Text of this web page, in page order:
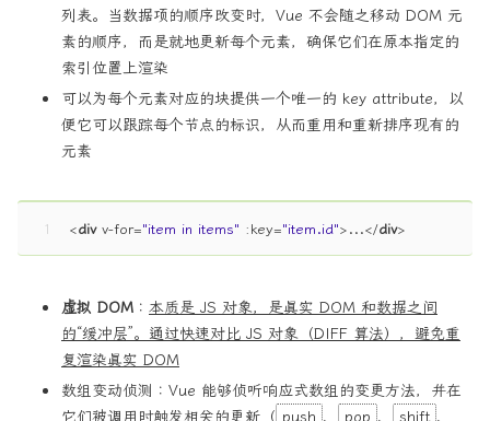
列表。当数据项的顺序改变时，Vue 不会随之移动 DOM 元
素的顺序，而是就地更新每个元素，确保它们在原本指定的
索引位置上渲染
可以为每个元素对应的块提供一个唯一的 key attribute，以
便它可以跟踪每个节点的标识，从而重用和重新排序现有的
元素
1 <div v-for="item in items" :key="item.id">...</div>
虚拟 DOM ： 本质是 JS 对象，是真实 DOM 和数据之间
的“缓冲层”。通过快速对比 JS 对象（DIFF 算法），避免重
复渲染真实 DOM
数组变动侦测：Vue 能够侦听响应式数组的变更方法，并在
它们被调用时触发相关的更新（ push 、 pop 、 shift 、